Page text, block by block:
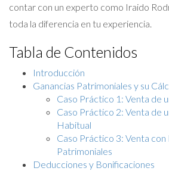
contar con un experto como Iraido
toda la diferencia en tu experiencia.
Tabla de Contenidos
Introducción
Ganancias Patrimoniales y su
Caso Práctico 1: Venta de
Caso Práctico 2: Venta de
Habitual
Caso Práctico 3: Venta con
Patrimoniales
Deducciones y Bonificaciones